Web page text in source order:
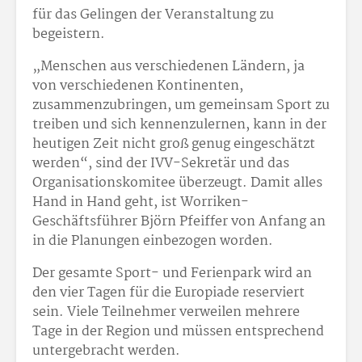
für das Gelingen der Veranstaltung zu
begeistern.
„Menschen aus verschiedenen Ländern, ja
von verschiedenen Kontinenten,
zusammenzubringen, um gemeinsam Sport zu
treiben und sich kennenzulernen, kann in der
heutigen Zeit nicht groß genug eingeschätzt
werden“, sind der IVV-Sekretär und das
Organisationskomitee überzeugt. Damit alles
Hand in Hand geht, ist Worriken-
Geschäftsführer Björn Pfeiffer von Anfang an
in die Planungen einbezogen worden.
Der gesamte Sport- und Ferienpark wird an
den vier Tagen für die Europiade reserviert
sein. Viele Teilnehmer verweilen mehrere
Tage in der Region und müssen entsprechend
untergebracht werden.